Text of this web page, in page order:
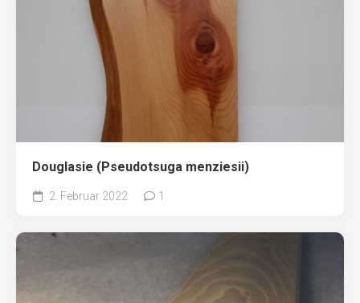
Douglasie (Pseudotsuga menziesii)
2. Februar 2022 1